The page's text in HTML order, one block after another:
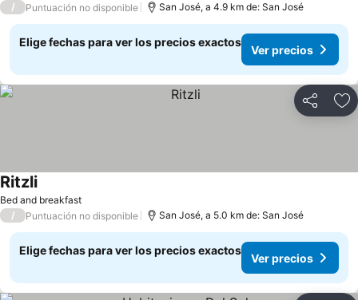
/ Puntuación no disponible San José, a 4.9 km de: San José
Elige fechas para ver los precios exactos
Ver precios
Compartir
Bed and breakfast
Ritzli
/ Puntuación no disponible San José, a 5.0 km de: San José
Elige fechas para ver los precios exactos
Ver precios